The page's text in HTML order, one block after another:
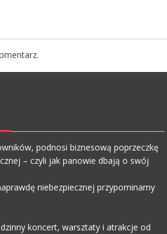
podnosi biznesową poprzeczkę
– czyli jak panowie dbają o swój
niebezpiecznej przypominamy
koncert, warsztaty i atrakcje od